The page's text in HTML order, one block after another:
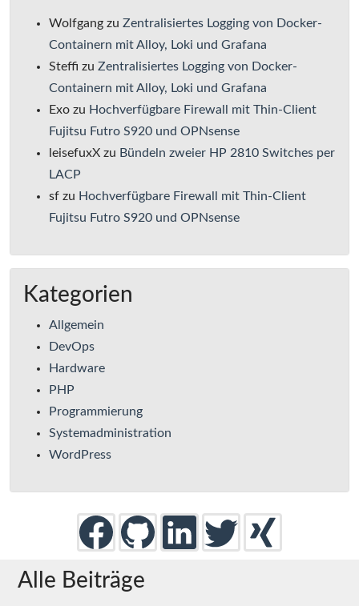
Wolfgang zu Zentralisiertes Logging von Docker-
Containern mit Alloy, Loki und Grafana
Steffi zu Zentralisiertes Logging von Docker-
Containern mit Alloy, Loki und Grafana
Exo zu Hochverfügbare Firewall mit Thin-Client
Fujitsu Futro S920 und OPNsense
leisefuxX zu Bündeln zweier HP 2810 Switches per
LACP
sf zu Hochverfügbare Firewall mit Thin-Client
Fujitsu Futro S920 und OPNsense
Kategorien
Allgemein
DevOps
Hardware
PHP
Programmierung
Systemadministration
WordPress
Alle Beiträge